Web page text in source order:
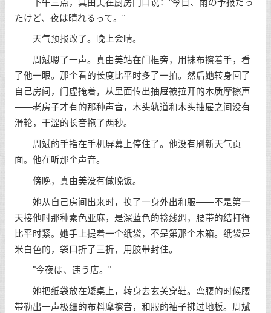
下午三点，真由美在厨房门口说："今日、雨の予报だっ
たけど、夜は晴れるって。"
天气预报改了。晚上会晴。
周斌嗯了一声。真由美站在门框旁，用抹布擦着手，看
了他一眼。那个看的长度比平时多了一拍。然后她转身回了
自己房间，门虚掩着，从里面传出抽屉被拉开的木质摩擦声
——老房子才有的那种声音，木头轨道和木头抽屉之间没有
滑轮，干涩的长音拖了两秒。
周斌的手指在手机屏幕上停住了。他没有刷新天气页
面。他在听那个声音。
傍晚，真由美没有做晚饭。
她从自己房间出来时，换了一身外出和服——不是第一
天接他时那种素色亚麻，是深蓝色的捻线绸，腰带的结打得
比平时紧。她手上提着一个纸袋，不是第那个木箱。纸袋是
米白色的，袋口折了三折，用胶带封住。
"今夜は、违う店。"
她把纸袋放在矮桌上，转身去玄关穿鞋。弯腰的时候腰
带勒出一声极细的布料摩擦音，和服的袖子拂过地板。周斌